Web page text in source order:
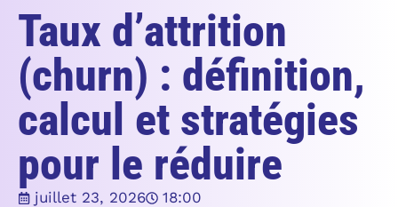
Taux d’attrition
(churn) : définition,
calcul et stratégies
pour le réduire
juillet 23, 2026 18:00